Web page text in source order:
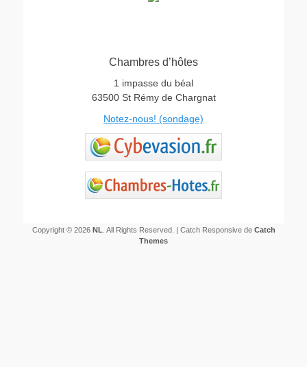
Chambres d’hôtes
1 impasse du béal
63500 St Rémy de Chargnat
Notez-nous! (sondage)
Copyright © 2026 NL . All Rights Reserved. | Catch Responsive de Catch
Themes